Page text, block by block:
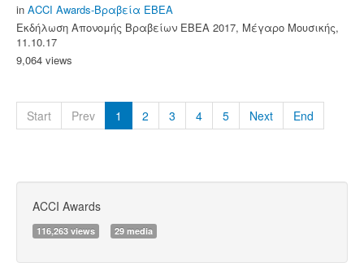
in ACCI Awards-Βραβεία ΕΒΕΑ
Εκδήλωση Απονομής Βραβείων ΕΒΕΑ 2017, Μέγαρο Μουσικής,
11.10.17
9,064 views
Start Prev 1 2 3 4 5 Next End
ACCI Awards
116,263 views 29 media